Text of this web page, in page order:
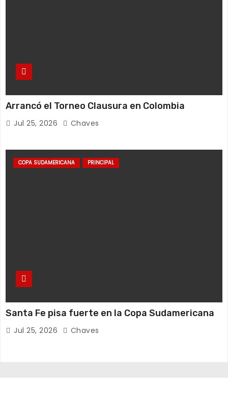
Arrancó el Torneo Clausura en Colombia
Jul 25, 2026 Chaves
COPA SUDAMERICANA PRINCIPAL
Santa Fe pisa fuerte en la Copa Sudamericana
Jul 25, 2026 Chaves